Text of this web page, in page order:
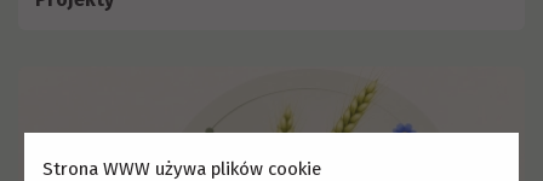
Strona WWW używa plików cookie